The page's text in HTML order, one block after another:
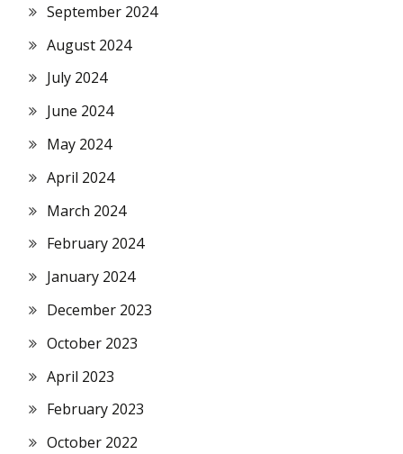
September 2024
August 2024
July 2024
June 2024
May 2024
April 2024
March 2024
February 2024
January 2024
December 2023
October 2023
April 2023
February 2023
October 2022